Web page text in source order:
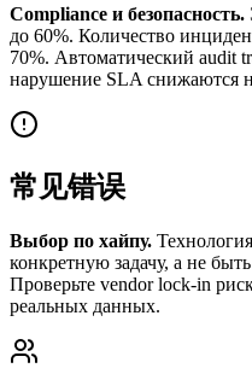
Compliance и безопасность.
до 60%. Количество
70%. Автоматический audit
нарушение SLA снижаются
常见错误
Выбор по хайпу.
конкретную задачу, а не
Проверьте vendor lock-in
реальных данных.